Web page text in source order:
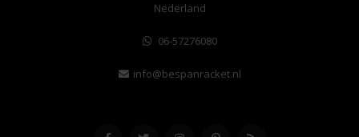
Nederland
06-57276080
info@bespanracket.nl